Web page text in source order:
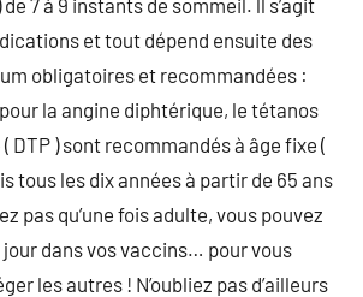
de 7 à 9 instants de sommeil. ll s’agit
et tout dépend ensuite des
obligatoires et recommandées :
la angine diphtérique, le tétanos
DTP ) sont recommandés à âge fixe (
tous les dix années à partir de 65 ans
pas qu’une fois adulte, vous pouvez
dans vos vaccins… pour vous
les autres ! N’oubliez pas d’ailleurs